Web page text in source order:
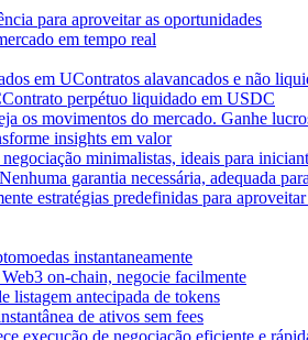
para aproveitar as oportunidades
em tempo real
em UContratos alavancados e não
Contrato perpétuo liquidado em USDC
os movimentos do mercado. Ganhe
insights em valor
minimalistas, ideais para
Nenhuma garantia necessária, adequada
estratégias predefinidas para
instantaneamente
on-chain, negocie facilmente
listagem antecipada de tokens
de ativos sem fees
execução de negociação eficiente e